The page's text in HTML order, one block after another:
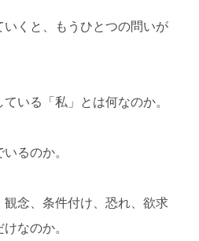
くと、もうひとつの問いが
いる「私」とは何なのか。
るのか。
念、条件付け、恐れ、欲求
なのか。